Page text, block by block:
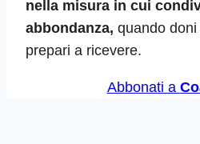
nella misura in cui
abbondanza, quando
prepari a ricevere.
Abbonati a